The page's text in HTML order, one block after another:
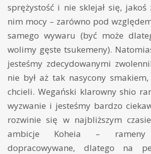
sprężystość i nie sklejał się, jakoś
nim mocy – zarówno pod
samego wywaru (być może
wolimy gęste tsukemeny).
jesteśmy zdecydowanymi
nie był aż tak nasycony
chcieli. Wegański klarowny shio
wyzwanie i jesteśmy bardzo
rozwinie się w najbliższym
ambicje Koheia –
dopracowywane, dlatego na